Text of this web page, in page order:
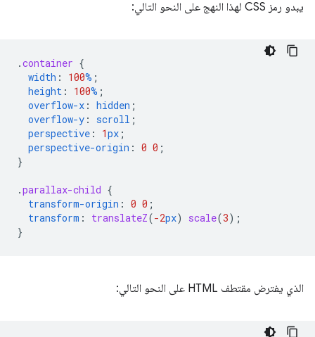
يبدو رمز CSS لهذا النهج على النحو التالي:
.container {
width : 100% ;
height : 100% ;
overflow-x : hidden ;
overflow-y : scroll ;
perspective : 1px ;
perspective-origin : 0 0 ;
}
.parallax-child {
transform-origin : 0 0 ;
transform : translateZ(-2px) scale(3);
}
الذي يفترض مقتطف HTML على النحو التالي: